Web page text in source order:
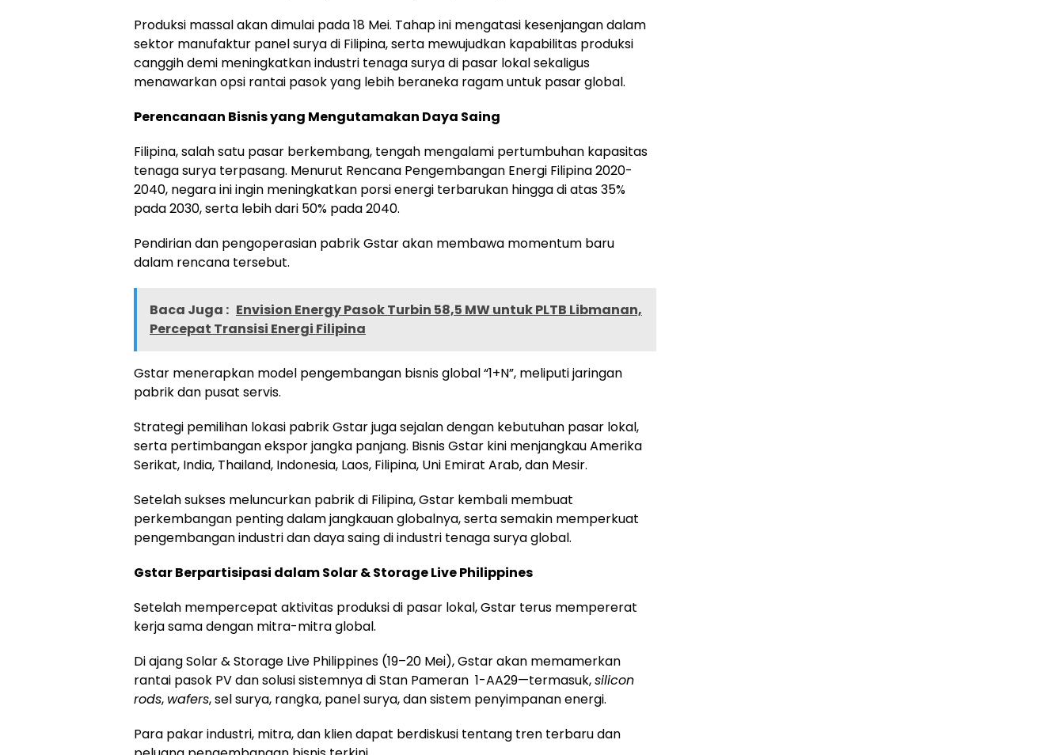
Produksi massal akan dimulai pada 18 Mei. Tahap ini mengatasi kesenjangan dalam
sektor manufaktur panel surya di Filipina, serta mewujudkan kapabilitas produksi
canggih demi meningkatkan industri tenaga surya di pasar lokal sekaligus
menawarkan opsi rantai pasok yang lebih beraneka ragam untuk pasar global.
Perencanaan Bisnis yang Mengutamakan Daya Saing
Filipina, salah satu pasar berkembang, tengah mengalami pertumbuhan kapasitas
tenaga surya terpasang. Menurut Rencana Pengembangan Energi Filipina 2020-
2040, negara ini ingin meningkatkan porsi energi terbarukan hingga di atas 35%
pada 2030, serta lebih dari 50% pada 2040.
Pendirian dan pengoperasian pabrik Gstar akan membawa momentum baru
dalam rencana tersebut.
Baca Juga : Envision Energy Pasok Turbin 58,5 MW untuk PLTB Libmanan,
Percepat Transisi Energi Filipina
Gstar menerapkan model pengembangan bisnis global “1+N”, meliputi jaringan
pabrik dan pusat servis.
Strategi pemilihan lokasi pabrik Gstar juga sejalan dengan kebutuhan pasar lokal,
serta pertimbangan ekspor jangka panjang. Bisnis Gstar kini menjangkau Amerika
Serikat, India, Thailand, Indonesia, Laos, Filipina, Uni Emirat Arab, dan Mesir.
Setelah sukses meluncurkan pabrik di Filipina, Gstar kembali membuat
perkembangan penting dalam jangkauan globalnya, serta semakin memperkuat
pengembangan industri dan daya saing di industri tenaga surya global.
Gstar Berpartisipasi dalam Solar & Storage Live Philippines
Setelah mempercepat aktivitas produksi di pasar lokal, Gstar terus mempererat
kerja sama dengan mitra-mitra global.
Di ajang Solar & Storage Live Philippines (19–20 Mei), Gstar akan memamerkan
rantai pasok PV dan solusi sistemnya di Stan Pameran 1-AA29—termasuk,silicon
rods, wafers, sel surya, rangka, panel surya, dan sistem penyimpanan energi.
Para pakar industri, mitra, dan klien dapat berdiskusi tentang tren terbaru dan